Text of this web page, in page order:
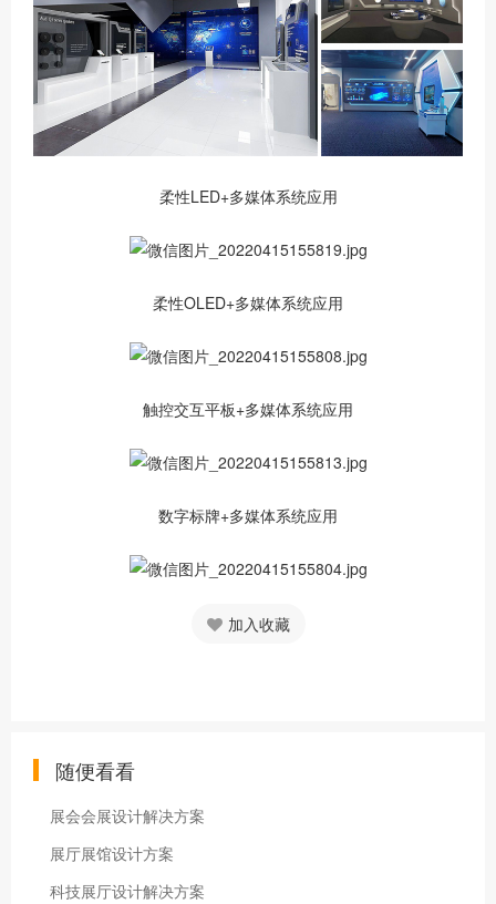
柔性LED+多媒体系统应用
柔性OLED+多媒体系统应用
触控交互平板+多媒体系统应用
数字标牌+多媒体系统应用
加入收藏
随便看看
展会会展设计解决方案
展厅展馆设计方案
科技展厅设计解决方案